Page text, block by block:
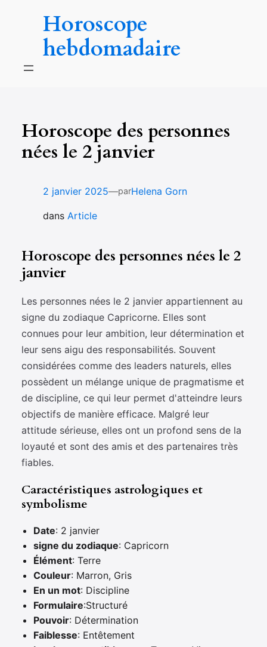
Horoscope
hebdomadaire
Horoscope des personnes
nées le 2 janvier
2 janvier 2025—parHelena Gorn
dans Article
Horoscope des personnes nées le 2
janvier
Les personnes nées le 2 janvier appartiennent au
signe du zodiaque Capricorne. Elles sont
connues pour leur ambition, leur détermination et
leur sens aigu des responsabilités. Souvent
considérées comme des leaders naturels, elles
possèdent un mélange unique de pragmatisme et
de discipline, ce qui leur permet d'atteindre leurs
objectifs de manière efficace. Malgré leur
attitude sérieuse, elles ont un profond sens de la
loyauté et sont des amis et des partenaires très
fiables.
Caractéristiques astrologiques et
symbolisme
Date: 2 janvier
signe du zodiaque: Capricorn
Élément: Terre
Couleur: Marron, Gris
En un mot: Discipline
Formulaire:Structuré
Pouvoir: Détermination
Faiblesse: Entêtement